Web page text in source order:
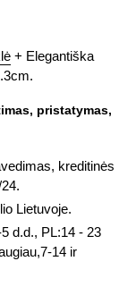
+ Elegantiška
pristatymas,
kreditinės
Lietuvoje.
d.d., PL:14 - 23
14 ir